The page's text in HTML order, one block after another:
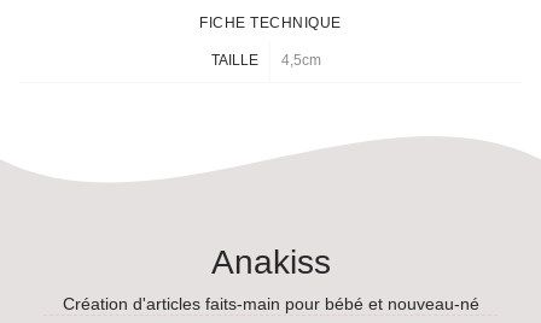
FICHE TECHNIQUE
TAILLE 4,5cm
Anakiss
Création d'articles faits-main pour bébé et nouveau-né